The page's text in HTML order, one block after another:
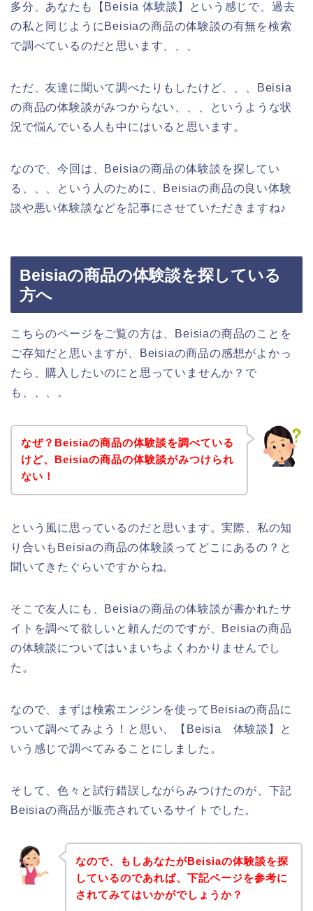
多分、あなたも【Beisia 体験談】という感じで、過去
の私と同じようにBeisiaの商品の体験談の有無を検索
で調べているのだと思います、、、
ただ、友達に聞いて調べたりもしたけど、、、Beisia
の商品の体験談がみつからない、、、というような状
況で悩んでいる人も中にはいると思います。
なので、今回は、Beisiaの商品の体験談を探してい
る、、、という人のために、Beisiaの商品の良い体験
談や悪い体験談などを記事にさせていただきますね♪
Beisiaの商品の体験談を探している
方へ
こちらのページをご覧の方は、Beisiaの商品のことを
ご存知だと思いますが、Beisiaの商品の感想がよかっ
たら、購入したいのにと思っていませんか？で
も、、、。
なぜ？Beisiaの商品の体験談を調べている
けど、Beisiaの商品の体験談がみつけられ
ない！
という風に思っているのだと思います。実際、私の知
り合いもBeisiaの商品の体験談ってどこにあるの？と
聞いてきたぐらいですからね。
そこで友人にも、Beisiaの商品の体験談が書かれたサ
イトを調べて欲しいと頼んだのですが、Beisiaの商品
の体験談についてはいまいちよくわかりませんでし
た。
なので、まずは検索エンジンを使ってBeisiaの商品に
ついて調べてみよう！と思い、【Beisia 体験談】と
いう感じで調べてみることにしました。
そして、色々と試行錯誤しながらみつけたのが、下記
Beisiaの商品が販売されているサイトでした。
なので、もしあなたがBeisiaの体験談を探
しているのであれば、下記ページを参考に
されてみてはいかがでしょうか？